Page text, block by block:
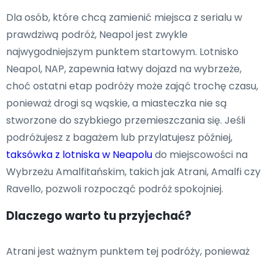
Dla osób, które chcą zamienić miejsca z serialu w
prawdziwą podróż, Neapol jest zwykle
najwygodniejszym punktem startowym. Lotnisko
Neapol, NAP, zapewnia łatwy dojazd na wybrzeże,
choć ostatni etap podróży może zająć trochę czasu,
ponieważ drogi są wąskie, a miasteczka nie są
stworzone do szybkiego przemieszczania się. Jeśli
podróżujesz z bagażem lub przylatujesz później,
taksówka z lotniska w Neapoludo miejscowości na
Wybrzeżu Amalfitańskim, takich jak Atrani, Amalfi czy
Ravello, pozwoli rozpocząć podróż spokojniej.
Dlaczego warto tu przyjechać?
Atrani jest ważnym punktem tej podróży, ponieważ